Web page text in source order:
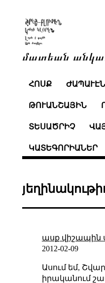
մատեան
ՀՈՍՔ ԺԱՊԱՒԷՆ
ԹՈՒԱՆՇԱՅԻՆ
ՏԵՍԱԾՐԻՉ
ԿԱՏԵԳՈՐԻԱՆԵՐ
ասք վիշապին
2012-02-09
Ասում եմ,
իրականում